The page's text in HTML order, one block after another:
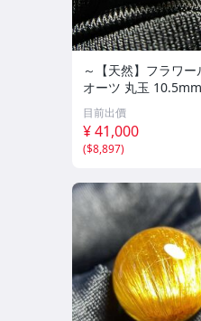
～【天然】フラワー
オーツ 丸玉
目前出價
¥ 41,000
($8,897)